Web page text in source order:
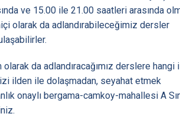
ve 15.00 ile 21.00 saatleri arasında
olarak da adlandırabileceğimiz dersler
da adlandıracağımız derslere hangi
ilden ile dolaşmadan, seyahat etmek
onaylı bergama-camkoy-mahallesi A